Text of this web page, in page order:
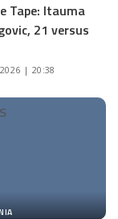
Tape: Itauma
21 versus
| 20:38